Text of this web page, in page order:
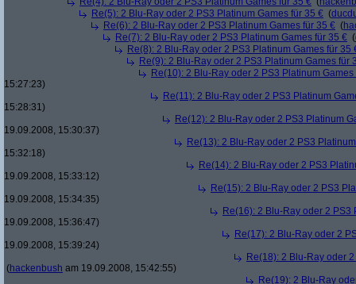
Re(5): 2 Blu-Ray oder 2 PS3 Platinum Games für 35 € (
Re(6): 2 Blu-Ray oder 2 PS3 Platinum Games für 35 € (
Re(7): 2 Blu-Ray oder 2 PS3 Platinum Games für 35 € (
Re(8): 2 Blu-Ray oder 2 PS3 Platinum Games für 35
Re(9): 2 Blu-Ray oder 2 PS3 Platinum Games für
Re(10): 2 Blu-Ray oder 2 PS3 Platinum Games
15:27:23)
Re(11): 2 Blu-Ray oder 2 PS3 Platinum
15:28:31)
Re(12): 2 Blu-Ray oder 2 PS3 Platinum
19.09.2008, 15:30:37)
Re(13): 2 Blu-Ray oder 2 PS3
15:32:18)
Re(14): 2 Blu-Ray oder 2 PS3
19.09.2008, 15:33:12)
Re(15): 2 Blu-Ray oder 2 PS3
19.09.2008, 15:34:35)
Re(16): 2 Blu-Ray oder 2 PS3
19.09.2008, 15:36:47)
Re(17): 2 Blu-Ray oder 2
19.09.2008, 15:39:24)
Re(18): 2 Blu-Ray oder
(hackenbush am 19.09.2008, 15:42:55)
Re(19): 2 Blu-Ray